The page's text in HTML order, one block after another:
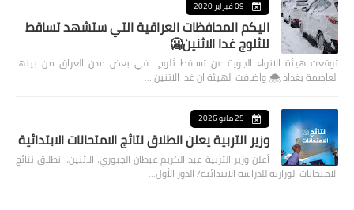
09 فبراير 2020
اليكم المحافظات العراقية التي ستشهد تساقط
للثلوج غدا الاثنين🥶
توقعت هيئة الانواء الجوية عن تساقط ثلوج في بعض مدن العراق من بينها
العاصمة بغداد ⁦🌨️⁩ واضافت الهيئة ان غدا الاثنين …
25 مايو 2026
وزير التربية يعلن انطلاق نتائج الامتحانات الابتدائية
أعلن وزير التربية عبد الكريم عبطان الجبوري، الاثنين، انطلاق نتائج
الامتحانات الوزارية للدراسة الابتدائية/ الدور الأول…